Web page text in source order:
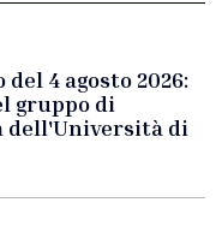
4 agosto 2026:
gruppo di
dell'Università di